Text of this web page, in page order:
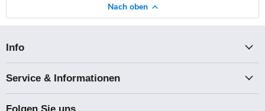
Nach oben
Info
Service & Informationen